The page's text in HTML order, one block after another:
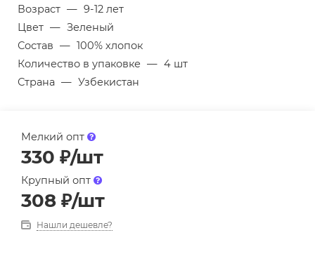
Возраст — 9-12 лет
Цвет — Зеленый
Состав — 100% хлопок
Количество в упаковке — 4 шт
Страна — Узбекистан
Мелкий опт
330 ₽/шт
Крупный опт
308 ₽/шт
Нашли дешевле?